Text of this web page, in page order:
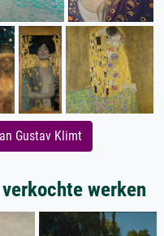
Gustav Klimt
werken